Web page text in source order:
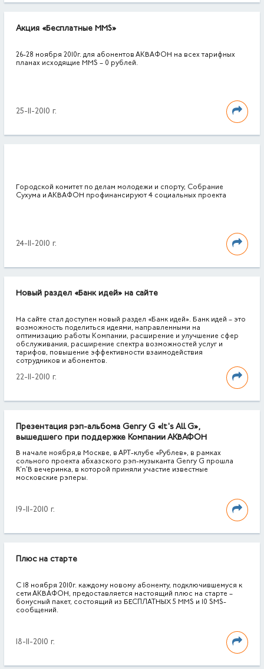
Акция «Бесплатные MMS»
26-28 ноября 2010г. для абонентов АКВАФОН на всех тарифных
планах исходящие MMS – 0 рублей.
25-11-2010 г.
Городской комитет по делам молодежи и спорту, Собрание
Сухума и АКВАФОН профинансируют 4 социальных проекта
24-11-2010 г.
Новый раздел «Банк идей» на сайте
На сайте стал доступен новый раздел «Банк идей». Банк идей – это
возможность поделиться идеями, направленными на
оптимизацию работы Компании, расширение и улучшение сфер
обслуживания, расширение спектра возможностей услуг и
тарифов, повышение эффективности взаимодействия
сотрудников и абонентов.
22-11-2010 г.
Презентация рэп-альбома Genry G «It's All G»,
вышедшего при поддержке Компании АКВАФОН
В начале ноября,в Москве, в АРТ-клубе «Рублев», в рамках
сольного проекта абхазского рэп-музыканта Genry G прошла
R'n'B вечеринка, в которой приняли участие известные
московские рэперы.
19-11-2010 г.
Плюс на старте
С 18 ноября 2010г. каждому новому абоненту, подключившемуся к
сети АКВАФОН, предоставляется настоящий плюс на старте –
бонусный пакет, состоящий из БЕСПЛАТНЫХ 5 MMS и 10 SMS-
сообщений.
18-11-2010 г.